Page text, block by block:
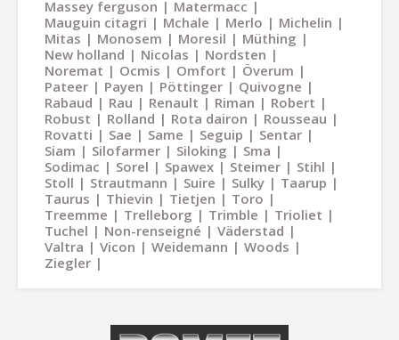
Massey ferguson
Matermacc
Mauguin citagri
Mchale Merlo
Michelin
Mitas
Monosem Moresil
Müthing
New holland
Nicolas
Nordsten
Noremat
Ocmis Omfort
Överum
Pateer
Payen Pöttinger
Quivogne
Rabaud
Rau Renault Riman
Robert
Robust
Rolland Rota dairon
Rousseau
Rovatti
Sae Same Seguip
Sentar
Siam
Silofarmer Siloking
Sma
Sodimac
Sorel Spawex Steimer
Stihl
Stoll
Strautmann Suire Sulky
Taarup
Taurus
Thievin Tietjen
Toro
Treemme
Trelleborg Trimble
Trioliet
Tuchel
Non-renseigné
Väderstad
Valtra
Vicon Weidemann
Woods
Ziegler